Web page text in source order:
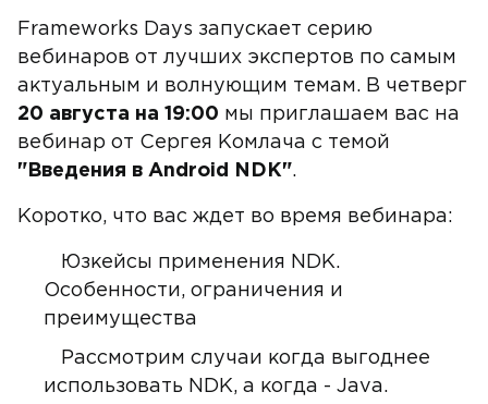
Frameworks Days запускает серию
вебинаров от лучших экспертов по самым
актуальным и волнующим темам. В четверг
20 августа на 19:00 мы приглашаем вас на
вебинар от Сергея Комлача с темой
"Введения в Android NDK".
Коротко, что вас ждет во время вебинара:
Юзкейсы применения NDK.
Особенности, ограничения и
преимущества
Рассмотрим случаи когда выгоднее
использовать NDK, а когда - Java.